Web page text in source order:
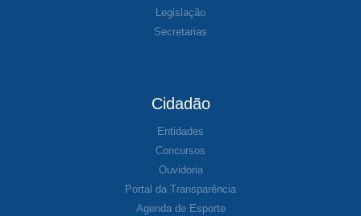
Legislação
Secretarias
Cidadão
Entidades
Concursos
Ouvidoria
Portal da Transparência
Agenda de Esporte